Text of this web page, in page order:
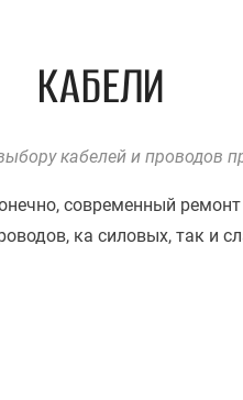
КАБЕЛИ
кабелей и проводов
современный
ка силовых, так и